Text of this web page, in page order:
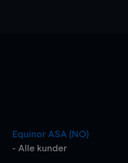
Equinor ASA (NO)
- Alle kunder